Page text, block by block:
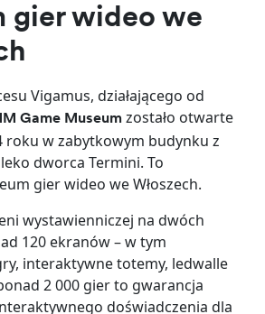
gier wideo we
Vigamus, działającego od
Game Museum zostało otwarte
roku w zabytkowym budynku z
dworca Termini. To
gier wideo we Włoszech.
wystawienniczej na dwóch
120 ekranów – w tym
interaktywne totemy, ledwalle
2 000 gier to gwarancja
doświadczenia dla